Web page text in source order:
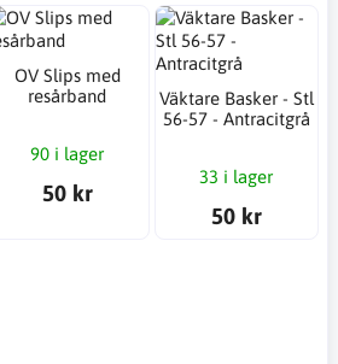
OV Slips med
resårband
90 i lager
50 kr
Väktare Basker - Stl
56-57 - Antracitgrå
33 i lager
50 kr